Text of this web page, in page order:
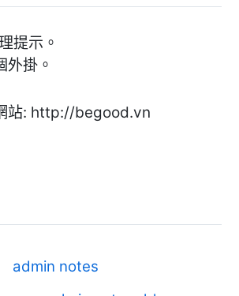
提示。
外掛。
站: http://begood.vn
admin notes